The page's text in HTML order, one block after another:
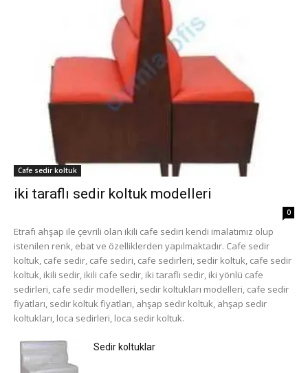
Cafe sedir koltuk
iki taraflı sedir koltuk modelleri
0
Etrafı ahşap ile çevrili olan ikili cafe sediri kendi imalatımız olup
istenilen renk, ebat ve özelliklerden yapılmaktadır. Cafe sedir
koltuk, cafe sedir, cafe sediri, cafe sedirleri, sedir koltuk, cafe sedir
koltuk, ikili sedir, ikili cafe sedir, iki taraflı sedir, iki yönlü cafe
sedirleri, cafe sedir modelleri, sedir koltukları modelleri, cafe sedir
fiyatları, sedir koltuk fiyatları, ahşap sedir koltuk, ahşap sedir
koltukları, loca sedirleri, loca sedir koltuk.
Sedir koltuklar